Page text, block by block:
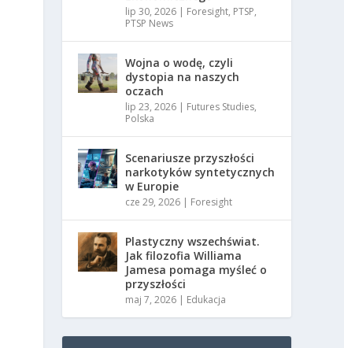
lip 30, 2026 | Foresight, PTSP,
PTSP News
Wojna o wodę, czyli
dystopia na naszych
oczach
lip 23, 2026 | Futures Studies,
Polska
Scenariusze przyszłości
narkotyków syntetycznych
w Europie
cze 29, 2026 | Foresight
Plastyczny wszechświat.
Jak filozofia Williama
Jamesa pomaga myśleć o
przyszłości
maj 7, 2026 | Edukacja